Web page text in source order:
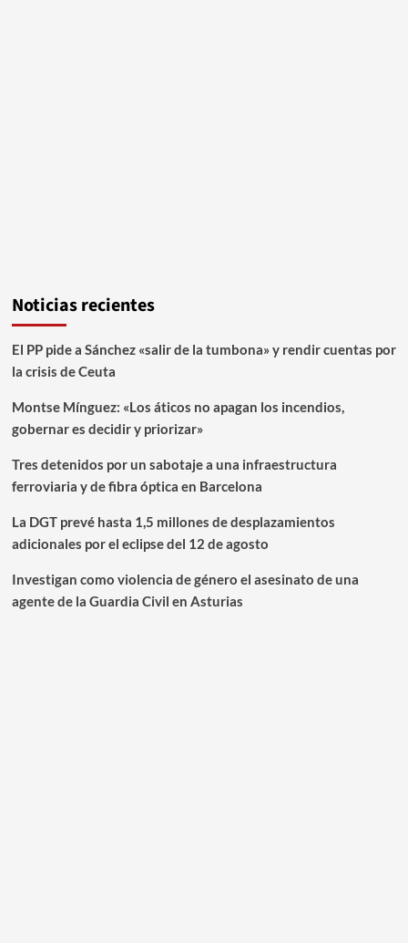
Noticias recientes
El PP pide a Sánchez «salir de la tumbona» y rendir cuentas por
la crisis de Ceuta
Montse Mínguez: «Los áticos no apagan los incendios,
gobernar es decidir y priorizar»
Tres detenidos por un sabotaje a una infraestructura
ferroviaria y de fibra óptica en Barcelona
La DGT prevé hasta 1,5 millones de desplazamientos
adicionales por el eclipse del 12 de agosto
Investigan como violencia de género el asesinato de una
agente de la Guardia Civil en Asturias